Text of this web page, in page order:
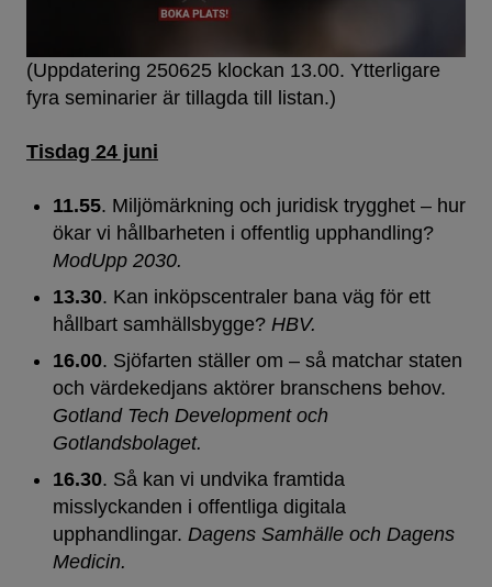
(Uppdatering 250625 klockan 13.00. Ytterligare
fyra seminarier är tillagda till listan.)
Tisdag 24 juni
11.55. Miljömärkning och juridisk trygghet – hur
ökar vi hållbarheten i offentlig upphandling?
ModUpp 2030.
13.30. Kan inköpscentraler bana väg för ett
hållbart samhällsbygge? HBV.
16.00. Sjöfarten ställer om – så matchar staten
och värdekedjans aktörer branschens behov.
Gotland Tech Development och
Gotlandsbolaget.
16.30. Så kan vi undvika framtida
misslyckanden i offentliga digitala
upphandlingar. Dagens Samhälle och Dagens
Medicin.